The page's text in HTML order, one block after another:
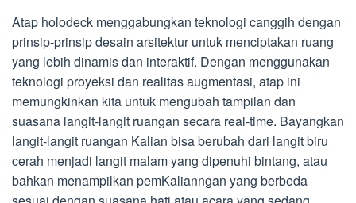
Atap holodeck menggabungkan teknologi canggih dengan
prinsip-prinsip desain arsitektur untuk menciptakan ruang
yang lebih dinamis dan interaktif. Dengan menggunakan
teknologi proyeksi dan realitas augmentasi, atap ini
memungkinkan kita untuk mengubah tampilan dan
suasana langit-langit ruangan secara real-time. Bayangkan
langit-langit ruangan Kalian bisa berubah dari langit biru
cerah menjadi langit malam yang dipenuhi bintang, atau
bahkan menampilkan pemKalianngan yang berbeda